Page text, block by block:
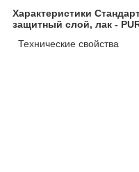
Характеристики
защитный слой, лак -
Технические свойства